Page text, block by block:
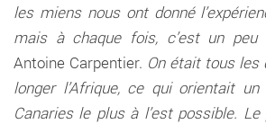
les miens nous ont donné
mais à chaque fois, c’est un peu
Antoine Carpentier. On était tous les
longer l’Afrique, ce qui orientait
Canaries le plus à l’est possible.